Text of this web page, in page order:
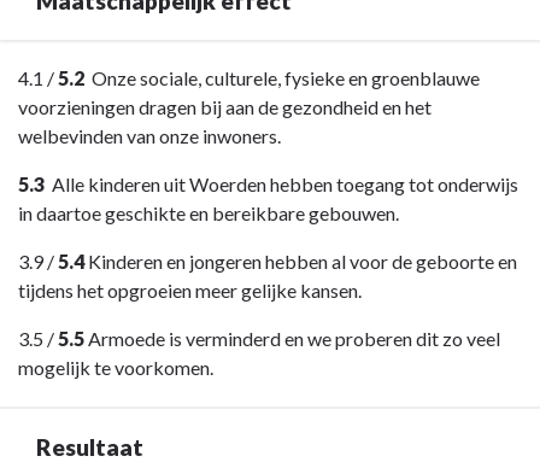
Terug
naar
navigatie
Opgave:
Kansrijk
Woerden
Maatschappelijk
effect
4.1 / 5.2 Onze sociale, culturele, fysieke en groenblauwe
voorzieningen dragen bij aan de gezondheid en het
welbevinden van onze inwoners.
5.3 Alle kinderen uit Woerden hebben toegang tot onderwijs
in daartoe geschikte en bereikbare gebouwen.
3.9 / 5.4Kinderen en jongeren hebben al voor de geboorte en
tijdens het opgroeien meer gelijke kansen.
3.5 / 5.5 Armoede is verminderd en we proberen dit zo veel
mogelijk te voorkomen.
Resultaat